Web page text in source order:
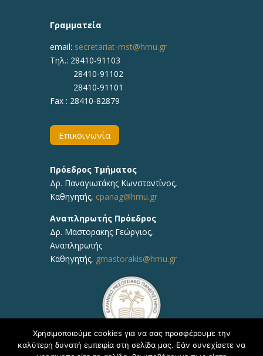
Γραμματεία
email: secretariat-mst@hmu.gr
Τηλ.: 28410-91103
28410-91102
28410-91101
Fax : 28410-82879
Επικοινωνία
Πρόεδρος Τμήματος
Δρ. Παναγιωτάκης Κωνσταντίνος,
Καθηγητής, cpanag@hmu.gr
Αναπληρωτής Πρόεδρος
Δρ. Μαστορακης Γεώργιος,
Αναπληρωτής
Καθηγητής, gmastorakis@hmu.gr
Χρησιμοποιούμε cookies για να σας προσφέρουμε την
καλύτερη δυνατή εμπειρία στη σελίδα μας. Εάν συνεχίσετε να